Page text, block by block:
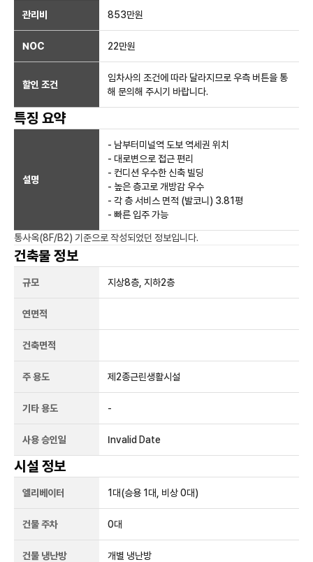
관리비 853만원
NOC 22만원
할인 조건
임차사의 조건에 따라 달라지므로 우측 버튼을 통
해 문의해 주시기 바랍니다.
특징 요약
설명
- 남부터미널역 도보 역세권 위치
- 대로변으로 접근 편리
- 컨디션 우수한 신축 빌딩
- 높은 층고로 개방감 우수
- 각 층 서비스 면적 (발코니) 3.81평
- 빠른 입주 가능
통사옥(8F/B2) 기준으로 작성되었던 정보입니다.
건축물 정보
규모 지상8층, 지하2층
연면적
건축면적
주 용도 제2종근린생활시설
기타 용도 -
사용 승인일 Invalid Date
시설 정보
엘리베이터 1 대(승용 1대, 비상 0대)
건물 주차 0대
건물 냉난방 개별 냉난방